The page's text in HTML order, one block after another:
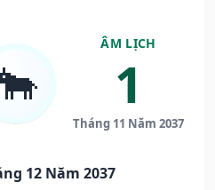
ÂM LỊCH
1
Tháng 11 Năm 2037
12 Năm 2037